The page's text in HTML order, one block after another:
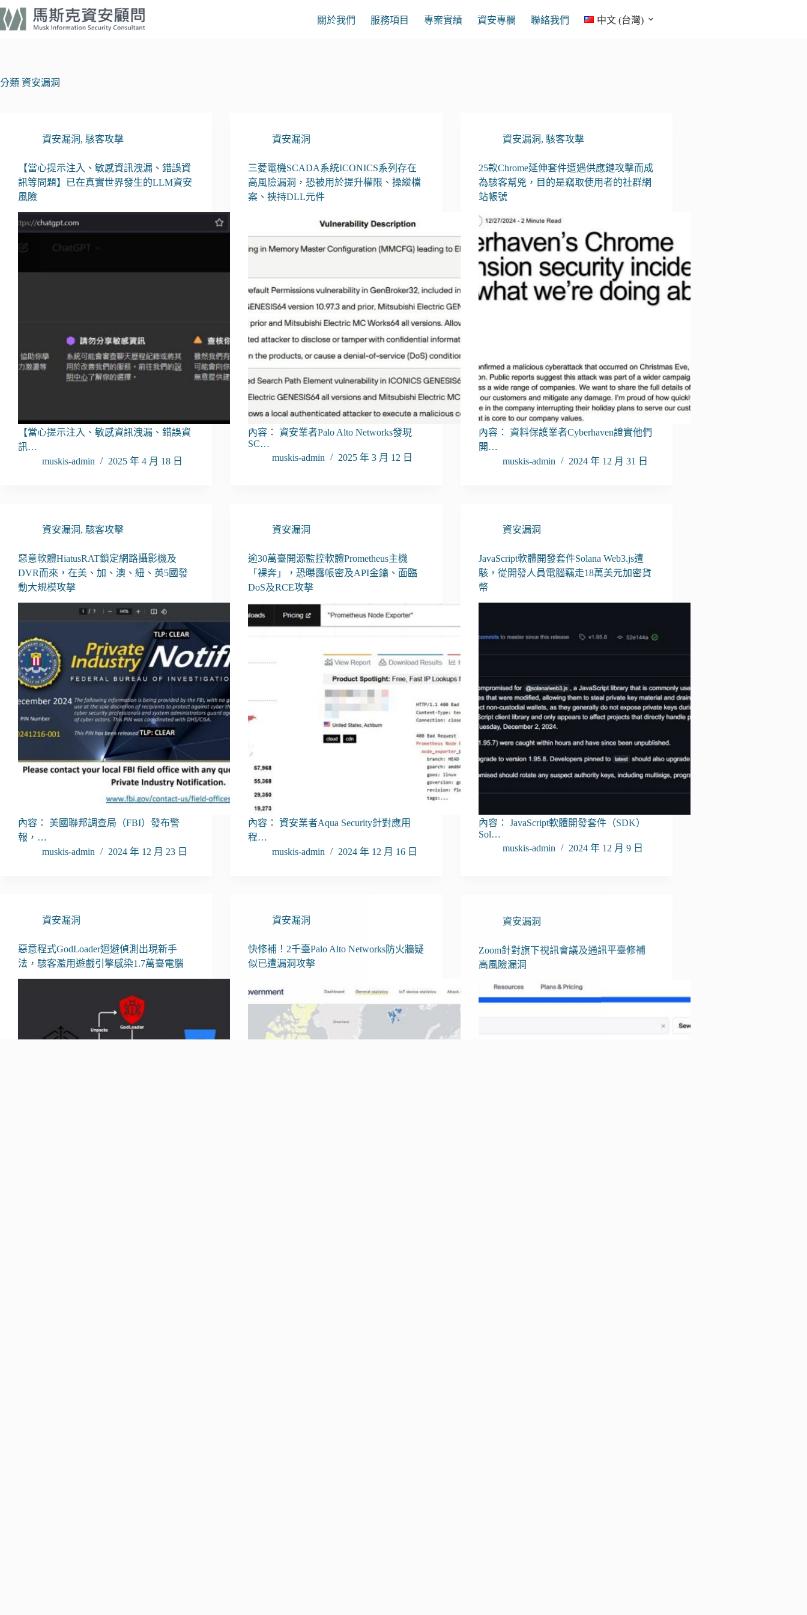
跳
至
容
關於我們 服務項目 專案實績 資安專欄 聯絡我們 中文 (台灣)
分類 資安漏洞
資安漏洞 , 駭客攻擊
【當心提示注入、敏感資訊洩漏、錯誤資
訊等問題】已在真實世界發生的LLM資安
風險
【當心提示注入、敏感資訊洩漏、錯誤資
訊…
muskis-admin
2025 年 4 月 18 日
資安漏洞
三菱電機SCADA系統ICONICS系列存在
高風險漏洞，恐被用於提升權限、操縱檔
案、挾持DLL元件
內容： 資安業者Palo Alto Networks發現
SC…
muskis-admin
2025 年 3 月 12 日
資安漏洞 , 駭客攻擊
25款Chrome延伸套件遭遇供應鏈攻擊而成
為駭客幫兇，目的是竊取使用者的社群網
站帳號
內容： 資料保護業者Cyberhaven證實他們
開…
muskis-admin
2024 年 12 月 31 日
資安漏洞 , 駭客攻擊
惡意軟體HiatusRAT鎖定網路攝影機及
DVR而來，在美、加、澳、紐、英5國發
動大規模攻擊
內容： 美國聯邦調查局（FBI）發布警
報，…
muskis-admin
2024 年 12 月 23 日
資安漏洞
逾30萬臺開源監控軟體Prometheus主機
「裸奔」，恐曝露帳密及API金鑰、面臨
DoS及RCE攻擊
內容： 資安業者Aqua Security針對應用
程…
muskis-admin
2024 年 12 月 16 日
資安漏洞
JavaScript軟體開發套件Solana Web3.js遭
駭，從開發人員電腦竊走18萬美元加密貨
幣
內容： JavaScript軟體開發套件（SDK）
Sol…
muskis-admin
2024 年 12 月 9 日
資安漏洞
惡意程式GodLoader迴避偵測出現新手
法，駭客濫用遊戲引擎感染1.7萬臺電腦
資安漏洞
快修補！2千臺Palo Alto Networks防火牆疑
似已遭漏洞攻擊
資安漏洞
Zoom針對旗下視訊會議及通訊平臺修補
高風險漏洞